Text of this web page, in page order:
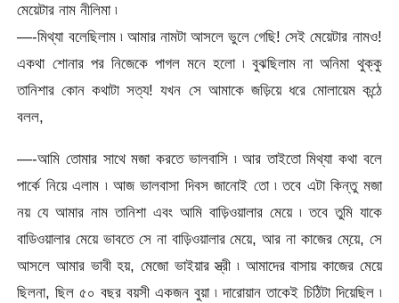
মেয়েটার নাম নীলিমা ৷
—-মিথ্যা বলেছিলাম ৷ আমার নামটা আসলে ভুলে গেছি! সেই মেয়েটার নামও!
একথা শোনার পর নিজেকে পাগল মনে হলো ৷ বুঝছিলাম না অনিমা থুক্কু
তানিশার কোন কথাটা সত্য! যখন সে আমাকে জড়িয়ে ধরে মোলায়েম কন্ঠে
বলল,
—-আমি তোমার সাথে মজা করতে ভালবাসি ৷ আর তাইতো মিথ্যা কথা বলে
পার্কে নিয়ে এলাম ৷ আজ ভালবাসা দিবস জানোই তো ৷ তবে এটা কিন্তু মজা
নয় যে আমার নাম তানিশা এবং আমি বাড়িওয়ালার মেয়ে ৷ তবে তুমি যাকে
বাডিওয়ালার মেয়ে ভাবতে সে না বাড়িওয়ালার মেয়ে, আর না কাজের মেয়ে়, সে
আসলে আমার ভাবী হয়, মেজো ভাইয়ার স্ত্রী ৷ আমাদের বাসায় কাজের মেয়ে
ছিলনা, ছিল ৫০ বছর বয়সী একজন বুয়া ৷ দারোয়ান তাকেই চিঠিটা দিয়েছিল ৷